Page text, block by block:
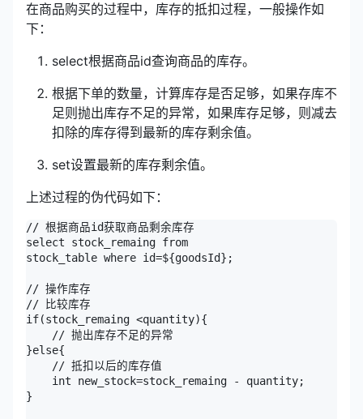
在商品购买的过程中，库存的抵扣过程，一般操作如
下：
select根据商品id查询商品的库存。
根据下单的数量，计算库存是否足够，如果存库不
足则抛出库存不足的异常，如果库存足够，则减去
扣除的库存得到最新的库存剩余值。
set设置最新的库存剩余值。
上述过程的伪代码如下：
// 根据商品id获取商品剩余库存
select stock_remaing from
stock_table where id=${goodsId};
// 操作库存
// 比较库存
if(stock_remaing <quantity){
    // 抛出库存不足的异常
}else{
    // 抵扣以后的库存值
    int new_stock=stock_remaing - quantity;
}